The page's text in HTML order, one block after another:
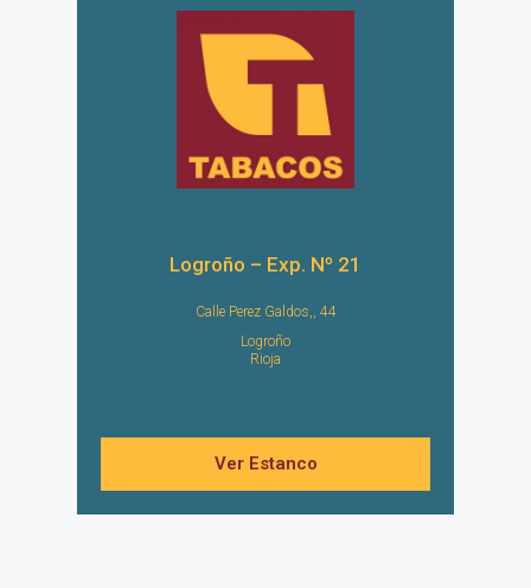
Logroño – Exp. Nº 21
Calle Perez Galdos,, 44
Logroño
Rioja
Ver Estanco